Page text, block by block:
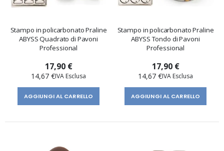
Stampo in policarbonato Praline
ABYSS Quadrato di Pavoni
Professional
17,90 €
14,67 €
AGGIUNGI AL CARRELLO
Stampo in policarbonato Praline
ABYSS Tondo di Pavoni
Professional
17,90 €
14,67 €
AGGIUNGI AL CARRELLO